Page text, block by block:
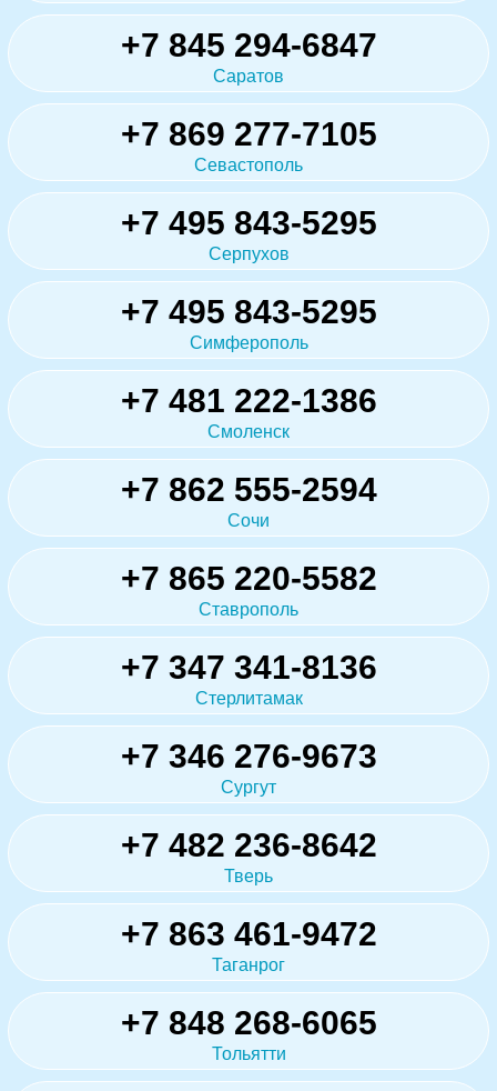
+7 845 294-6847
Саратов
+7 869 277-7105
Севастополь
+7 495 843-5295
Серпухов
+7 495 843-5295
Симферополь
+7 481 222-1386
Смоленск
+7 862 555-2594
Сочи
+7 865 220-5582
Ставрополь
+7 347 341-8136
Стерлитамак
+7 346 276-9673
Сургут
+7 482 236-8642
Тверь
+7 863 461-9472
Таганрог
+7 848 268-6065
Тольятти